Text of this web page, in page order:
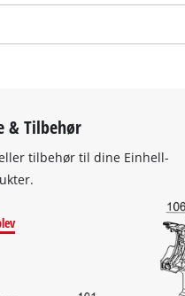
& Tilbehør
tilbehør til dine Einhell-